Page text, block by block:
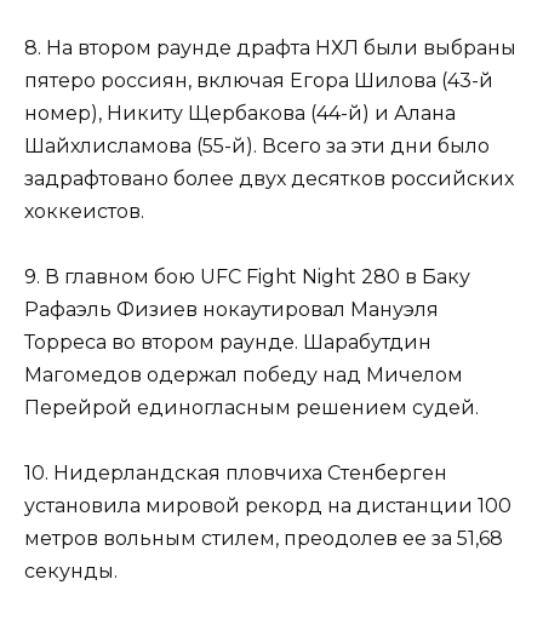
8. На втором раунде драфта НХЛ были выбраны
пятеро россиян, включая Егора Шилова (43-й
номер), Никиту Щербакова (44-й) и Алана
Шайхлисламова (55-й). Всего за эти дни было
задрафтовано более двух десятков российских
хоккеистов.
9. В главном бою UFC Fight Night 280 в Баку
Рафаэль Физиев нокаутировал Мануэля
Торреса во втором раунде. Шарабутдин
Магомедов одержал победу над Мичелом
Перейрой единогласным решением судей.
10. Нидерландская пловчиха Стенберген
установила мировой рекорд на дистанции 100
метров вольным стилем, преодолев ее за 51,68
секунды.